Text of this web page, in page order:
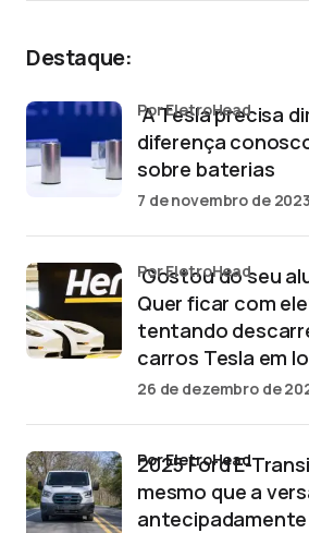
Destaque:
‘A Tesla precisa
diferença
sobre baterias
por EletroHead
7 de novembro de 2023
‘Gostou do seu
Quer ficar com
tentando
carros Tesla em
por EletroHead
26 de dezembro de
2025 Ford E-
mesmo que a
antecipadamente
por EletroHead